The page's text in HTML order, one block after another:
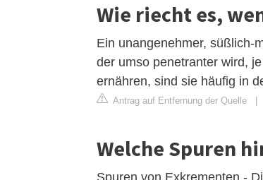
Wie riecht es,
Ein unangenehmer, süßlich-
der umso penetranter wird,
ernähren, sind sie häufig in
Antrag auf Entfernung der Quelle
Welche Spuren
Spuren von Exkrementen -